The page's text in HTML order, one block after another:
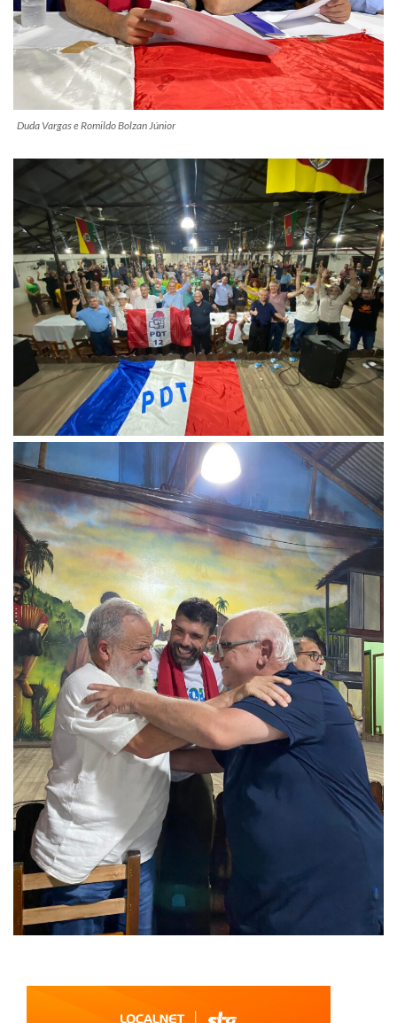
Duda Vargas e Romildo Bolzan Júnior